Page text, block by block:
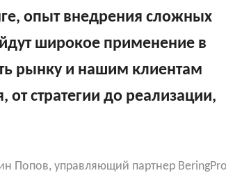
опыт внедрения сложных
широкое применение в
рынку и нашим клиентам
стратегии до реализации,
Попов, управляющий партнер BeringPro